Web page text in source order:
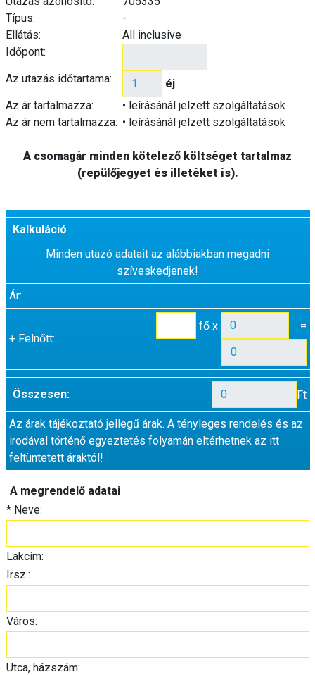
Típus:
-
Ellátás:
All inclusive
Időpont:
Az utazás időtartama:
éj
Az ár tartalmazza:
• leírásánál jelzett szolgáltatások
Az ár nem tartalmazza: • leírásánál jelzett szolgáltatások
A csomagár minden kötelező költséget tartalmaz
(repülőjegyet és illetéket is).
Kalkuláció
Minden utazó adatait az alábbiakban megadni
szíveskedjenek!
Ár:
+Felnőtt:
fő x =
Összesen: Ft
Az árak tájékoztató jellegű árak. A tényleges rendelés és az
irodával történő egyeztetés folyamán eltérhetnek az itt
feltüntetett áraktól!
A megrendelő adatai
*Neve:
Lakcím:
Irsz.:
Város:
Utca, házszám: